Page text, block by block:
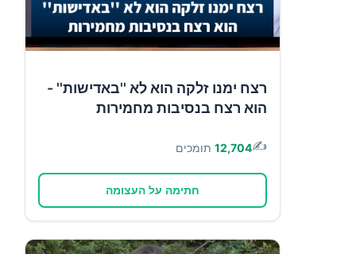
רצח ימנו זלקה הוא לא ''באדישות'' -
הוא רצח בנסיבות מחמירות
✍️
12,704 תומכים
חתימה על העצומה